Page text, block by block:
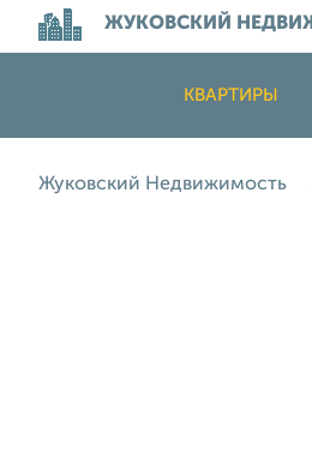
ЖУКОВСКИЙ
КВАРТИРЫ
Жуковский Недвижимость